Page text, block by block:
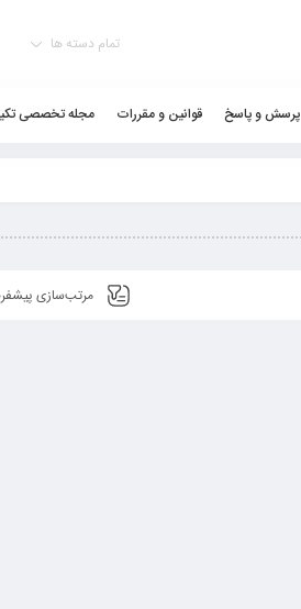
تمام دسته ها
پرسش و پاسخ قوانین و مقررات مجله تخصصی